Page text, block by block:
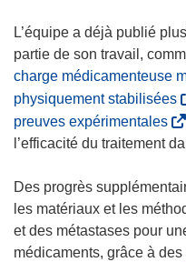
L’équipe a déjà publié
partie de son travail,
charge médicamenteuse
physiquement stabilisées(
s
’
u
v
r
e
preuves expérimentales(
s
o
u
v
r
l’efficacité du traitement
Des progrès
les matériaux et les
et des métastases pour
médicaments, grâce à